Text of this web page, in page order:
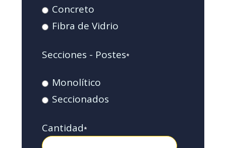
Concreto
Fibra de Vidrio
Secciones - Postes*
Monolítico
Seccionados
Cantidad*